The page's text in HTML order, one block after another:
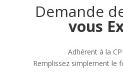
Demande
vous
Adhérent à la
Remplissez simplement le